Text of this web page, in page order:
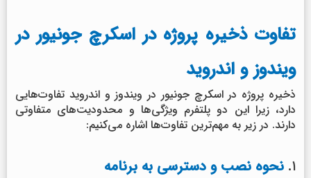
تفاوت ذخیره پروژه در اسکرچ جونیور در
ویندوز و اندروید
ذخیره پروژه در اسکرچ جونیور در ویندوز و اندروید تفاوت‌هایی
دارد، زیرا این دو پلتفرم ویژگی‌ها و محدودیت‌های متفاوتی
دارند. در زیر به مهم‌ترین تفاوت‌ها اشاره می‌کنیم:
۱. نحوه نصب و دسترسی به برنامه